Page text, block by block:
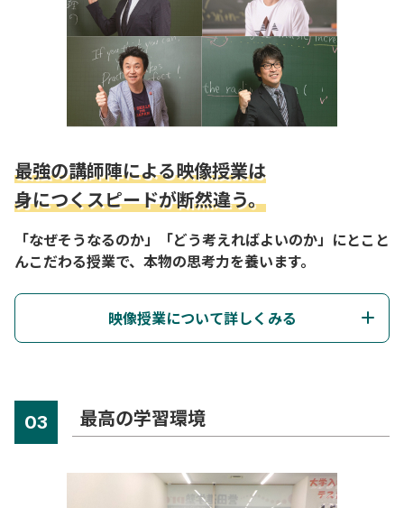
最強の講師陣による映像授業は
身につくスピードが断然違う。
「なぜそうなるのか」「どう考えればよいのか」にとこと
んこだわる授業で、本物の思考力を養います。
映像授業について詳しくみる
03 最高の学習環境